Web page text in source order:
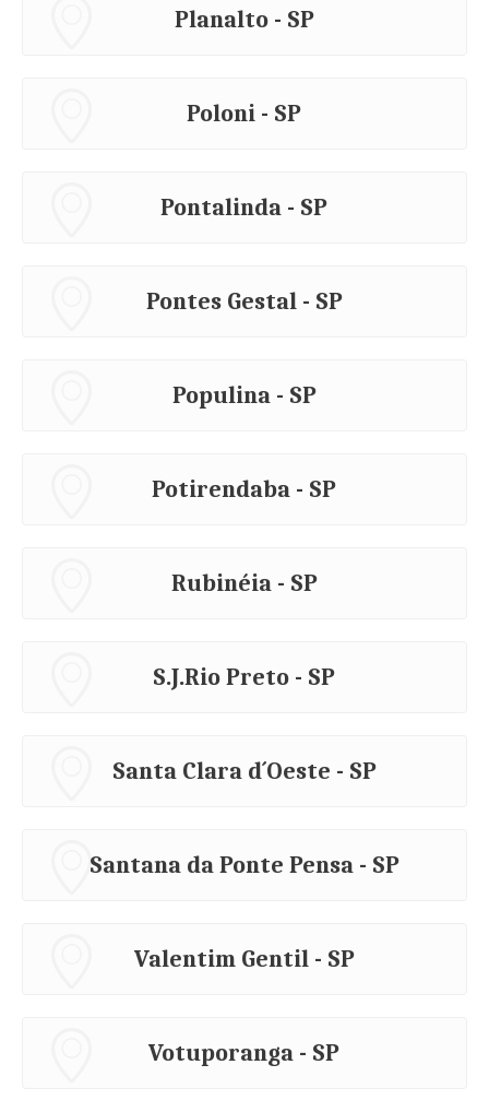
Planalto - SP
Poloni - SP
Pontalinda - SP
Pontes Gestal - SP
Populina - SP
Potirendaba - SP
Rubinéia - SP
S.J.Rio Preto - SP
Santa Clara d´Oeste - SP
Santana da Ponte Pensa - SP
Valentim Gentil - SP
Votuporanga - SP